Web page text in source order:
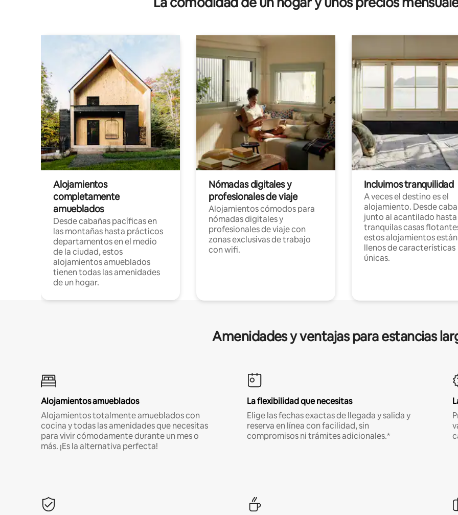
Alojamientos
completamente
amueblados
Desde cabañas pacíficas en
las montañas hasta prácticos
departamentos en el medio
de la ciudad, estos
alojamientos amueblados
tienen todas las amenidades
de un hogar.
Nómadas digitales y
profesionales de viaje
Alojamientos cómodos para
nómadas digitales y
profesionales de viaje con
zonas exclusivas de trabajo
con wifi.
Incluimos tranquilidad
A veces el destino es el
alojamiento. Desde
junto al acantilado hasta
tranquilas casas
estos alojamientos están
llenos de características
únicas.
Amenidades y ventajas para estancias
Alojamientos amueblados
Alojamientos totalmente amueblados con
cocina y todas las amenidades que necesitas
para vivir cómodamente durante un mes o
más. ¡Es la alternativa perfecta!
La flexibilidad que necesitas
Elige las fechas exactas de llegada y salida y
reserva en línea con facilidad, sin
compromisos ni trámites adicionales.*